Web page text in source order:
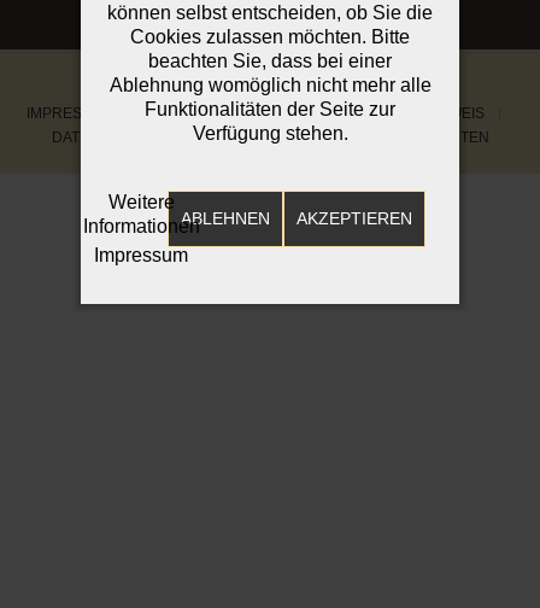
COPYRIGHT © 2026 PHYSIOTHERAPIE-SCHNEPPER
IMPRESSUM
DATENSCHUTZERKLÄRUNG
BILDNACHWEIS
DATENSCHUTZHINWEISE FÜR PATIENTINNEN UND PATIENTEN
können selbst entscheiden, ob Sie die
Cookies zulassen möchten. Bitte
beachten Sie, dass bei einer
Ablehnung womöglich nicht mehr alle
Funktionalitäten der Seite zur
Verfügung stehen.
AKZEPTIEREN
ABLEHNEN
Weitere
Informationen
Impressum